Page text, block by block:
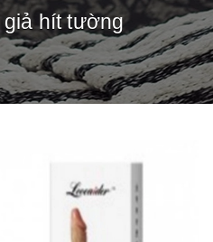
hít tường